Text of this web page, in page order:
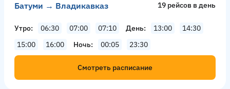
Батуми → Владикавказ 19 рейсов в день
Утро 06:30 07:00 07:10 День 13:00
14:30
15:00
16:00 Ночь 00:05 23:30
Смотреть расписание